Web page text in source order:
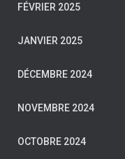
FÉVRIER 2025
JANVIER 2025
DÉCEMBRE 2024
NOVEMBRE 2024
OCTOBRE 2024